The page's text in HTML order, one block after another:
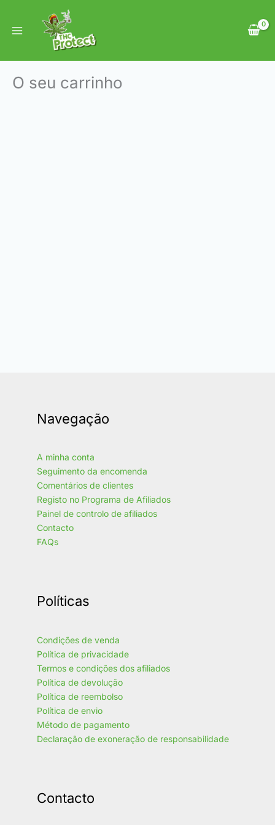
content
O seu carrinho
Navegação
A minha conta
Seguimento da encomenda
Comentários de clientes
Registo no Programa de Afiliados
Painel de controlo de afiliados
Contacto
FAQs
Políticas
Condições de venda
Política de privacidade
Termos e condições dos afiliados
Política de devolução
Política de reembolso
Política de envio
Método de pagamento
Declaração de exoneração de responsabilidade
Contacto